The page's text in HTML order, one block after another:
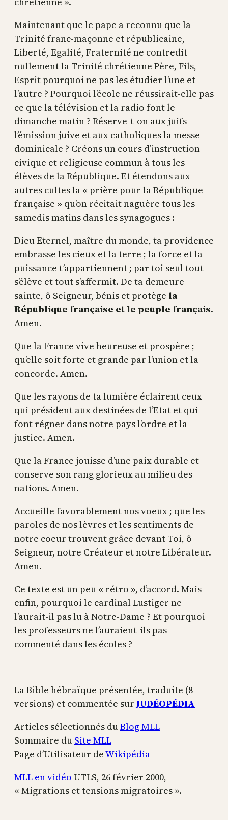
Maintenant que le pape a reconnu que la
Trinité franc-maçonne et républicaine,
Liberté, Egalité, Fraternité ne contredit
nullement la Trinité chrétienne Père, Fils,
Esprit pourquoi ne pas les étudier l’une et
l’autre ? Pourquoi l’école ne réussirait-elle pas
ce que la télévision et la radio font le
dimanche matin ? Réserve-t-on aux juifs
l’émission juive et aux catholiques la messe
dominicale ? Créons un cours d’instruction
civique et religieuse commun à tous les
élèves de la République. Et étendons aux
autres cultes la « prière pour la République
française » qu’on récitait naguère tous les
samedis matins dans les synagogues :
Dieu Eternel, maître du monde, ta providence
embrasse les cieux et la terre ; la force et la
puissance t’appartiennent ; par toi seul tout
s’élève et tout s’affermit. De ta demeure
sainte, ô Seigneur, bénis et protège la
République française et le peuple français.
Amen.
Que la France vive heureuse et prospère ;
qu’elle soit forte et grande par l’union et la
concorde. Amen.
Que les rayons de ta lumière éclairent ceux
qui président aux destinées de l’Etat et qui
font régner dans notre pays l’ordre et la
justice. Amen.
Que la France jouisse d’une paix durable et
conserve son rang glorieux au milieu des
nations. Amen.
Accueille favorablement nos voeux ; que les
paroles de nos lèvres et les sentiments de
notre coeur trouvent grâce devant Toi, ô
Seigneur, notre Créateur et notre Libérateur.
Amen.
Ce texte est un peu « rétro », d’accord. Mais
enfin, pourquoi le cardinal Lustiger ne
l’aurait-il pas lu à Notre-Dame ? Et pourquoi
les professeurs ne l’auraient-ils pas
commenté dans les écoles ?
———————-
La Bible hébraïque présentée, traduite (8
versions) et commentée surJUDÉOPÉDIA
Articles sélectionnés duBlog MLL
Sommaire du Site MLL
Page d’Utilisateur deWikipédia
MLL en vidéo UTLS, 26 février 2000,
« Migrations et tensions migratoires ».